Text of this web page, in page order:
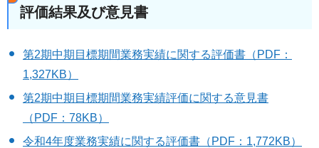
評価結果及び意見書
第2期中期目標期間業務実績に関する評価書（PDF：
1,327KB）
第2期中期目標期間業務実績評価に関する意見書
（PDF：78KB）
令和4年度業務実績に関する評価書（PDF：1,772KB）